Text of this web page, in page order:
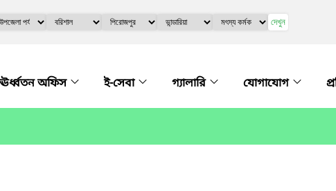
দেখুন
ঊর্ধ্বতন অফিস ই-সেবা গ্যালারি যোগাযোগ